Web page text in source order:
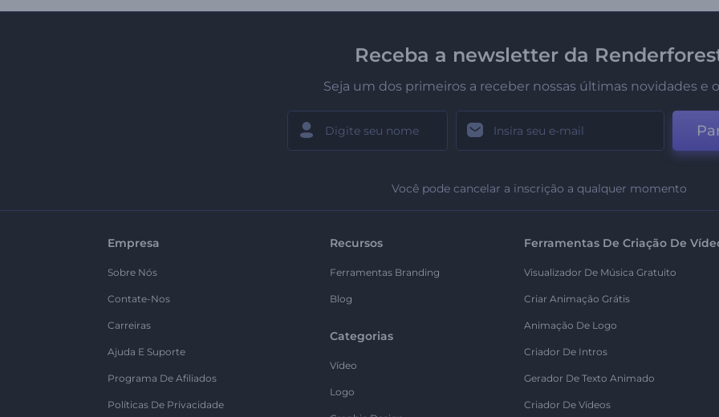
Receba a newsletter da
Seja um dos primeiros a receber nossas últimas novidades e
Você pode cancelar a inscrição a qualquer momento
Empresa
Sobre Nós
Contate-Nos
Carreiras
Ajuda E Suporte
Programa De Afiliados
Políticas De Privacidade
Recursos
Ferramentas Branding
Blog
Categorias
Vídeo
Logo
Ferramentas De Criação De
Visualizador De Música Gratuito
Criar Animação Grátis
Animação De Logo
Criador De Intros
Gerador De Texto Animado
Criador De Vídeos